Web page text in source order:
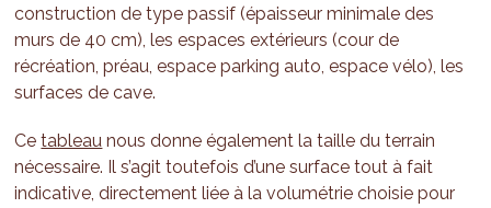
construction de type passif (épaisseur minimale des
murs de 40 cm), les espaces extérieurs (cour de
récréation, préau, espace parking auto, espace vélo), les
surfaces de cave.
Cetableau nous donne également la taille du terrain
nécessaire. Il s’agit toutefois d’une surface tout à fait
indicative, directement liée à la volumétrie choisie pour